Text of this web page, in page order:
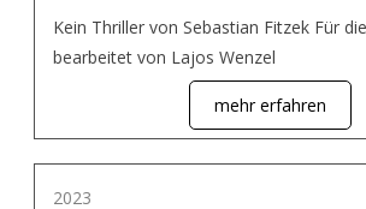
Kein Thriller von Sebastian Fitzek Für
bearbeitet von Lajos Wenzel
mehr erfahren
2023